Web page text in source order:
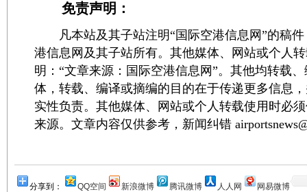
免责声明：
凡本站及其子站注明“国际空港信息网”的稿件
港信息网及其子站所有。其他媒体、网站或个人
明：“文章来源：国际空港信息网”。其他均转载
体，转载、编译或摘编的目的在于传递更多信息
实性负责。其他媒体、网站或个人转载使用时必
来源。文章内容仅供参考，新闻纠错
分享到： QQ空间 新浪微博 腾讯微博 人人网 网易微博